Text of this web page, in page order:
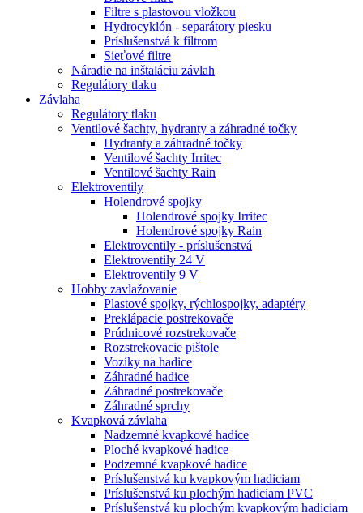
Filtre s plastovou vložkou
Hydrocyklón - separátory piesku
Príslušenstvá k filtrom
Sieťové filtre
Náradie na inštaláciu závlah
Regulátory tlaku
Závlaha
Regulátory tlaku
Ventilové šachty, hydranty a záhradné točky
Hydranty a záhradné točky
Ventilové šachty Irritec
Ventilové šachty Rain
Elektroventily
Holendrové spojky
Holendrové spojky Irritec
Holendrové spojky Rain
Elektroventily - príslušenstvá
Elektroventily 24 V
Elektroventily 9 V
Hobby zavlažovanie
Plastové spojky, rýchlospojky, adaptéry
Preklápacie postrekovače
Prúdnicové rozstrekovače
Rozstrekovacie pištole
Vozíky na hadice
Záhradné hadice
Záhradné postrekovače
Záhradné sprchy
Kvapková závlaha
Nadzemné kvapkové hadice
Ploché kvapkové hadice
Podzemné kvapkové hadice
Príslušenstvá ku kvapkovým hadiciam
Príslušenstvá ku plochým hadiciam PVC
Príslušenstvá ku plochým kvapkovým hadiciam